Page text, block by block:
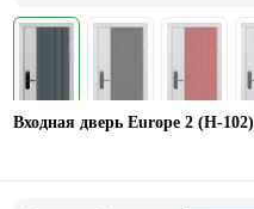
Входная дверь Europe 2 (Н-102)